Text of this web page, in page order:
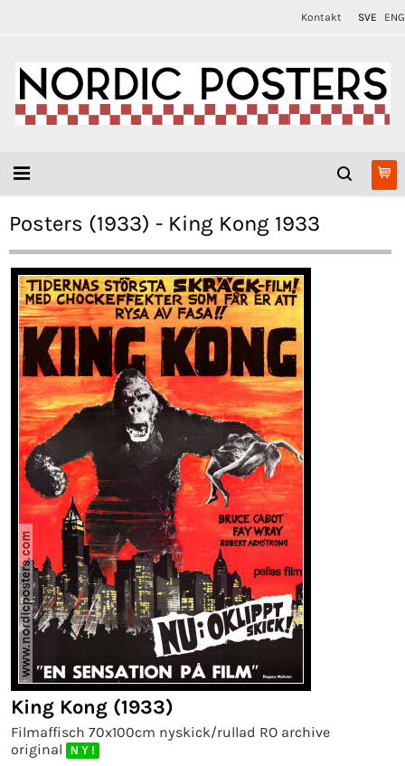
Kontakt SVE ENG
Posters (1933) - King Kong 1933
King Kong (1933)
Filmaffisch 70x100cm nyskick/rullad RO archive
original
N Y !